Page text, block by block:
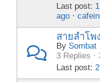
Last post:
ago ·
สายลำโพ
By Sombat
3 Replies ·
Last post: